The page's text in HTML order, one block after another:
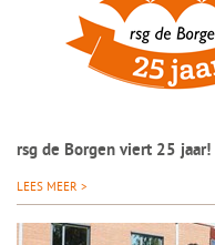
rsg de Borgen viert 25 jaar!
LEES MEER >